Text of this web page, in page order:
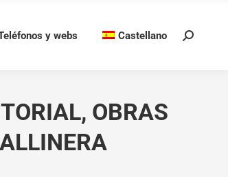
y webs Castellano Buscar:
OBRAS